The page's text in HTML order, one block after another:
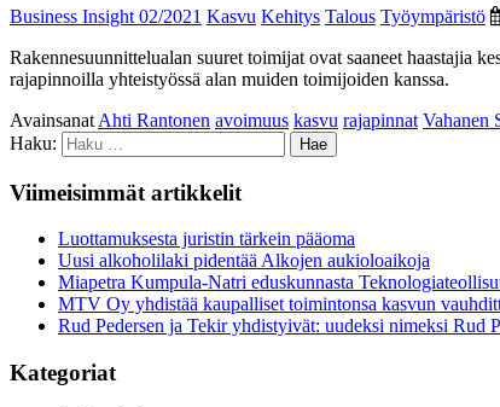
Business Insight 02/2021 Kasvu Kehitys Talous Työympäristö
Rakennesuunnittelualan suuret toimijat ovat saaneet haastajia
rajapinnoilla yhteistyössä alan muiden toimijoiden kanssa.
Avainsanat Ahti Rantonen avoimuus kasvu rajapinnat Vahanen
Haku:
Viimeisimmät artikkelit
Luottamuksesta juristin tärkein pääoma
Uusi alkoholilaki pidentää Alkojen aukioloaikoja
Miapetra Kumpula-Natri eduskunnasta
MTV Oy yhdistää kaupalliset toimintonsa kasvun
Rud Pedersen ja Tekir yhdistyivät: uudeksi nimeksi Rud
Kategoriat